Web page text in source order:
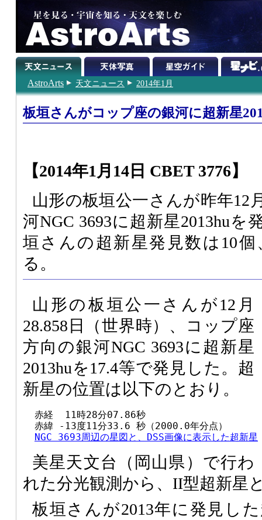
AstroArts 天文ニュース 2014年1月
板垣さんがコップ座の銀河に超新星
【2014年1月14日 CBET 3776】
山形の板垣公一さんが昨年12
河NGC 3693に超新星2013huを
垣さんの超新星発見数は10
る。
山形の板垣公一さんが12月
28.858日（世界時）、コップ座
方向の銀河NGC 3693に超新星
2013huを17.4等で発見した。超
新星の位置は以下のとおり。
  赤経  11時28分07.86秒
  赤緯 -13度11分33.6 秒（2000.0年分点）
NGC 3693周辺の星図と、DSS画像に表示した超新星
美星天文台（岡山県）で行わ
れた分光観測から、II型超新星
板垣さんが2013年に発見し